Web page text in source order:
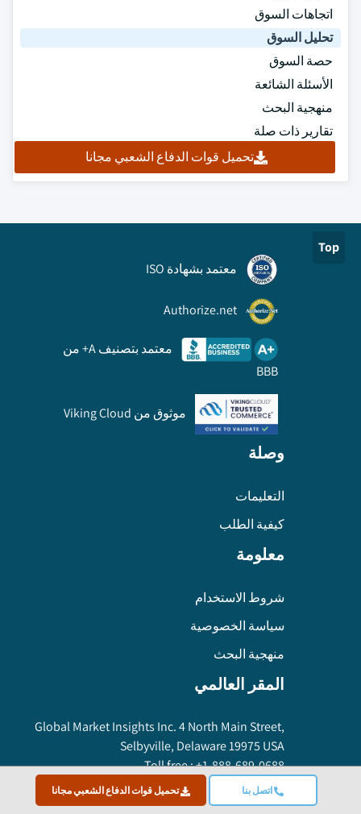
اتصل بنا تحميل قوات الدفاع الشعبي مجانا
اتجاهات السوق
تحليل السوق
حصة السوق
الأسئلة الشائعة
منهجية البحث
تقارير ذات صلة
تحميل قوات الدفاع الشعبي مجانا
Top
معتمد بشهادة ISO
Authorize.net
معتمد بتصنيف A+ من
BBB
موثوق من Viking Cloud
وصلة
التعليمات
كيفية الطلب
معلومة
شروط الاستخدام
سياسة الخصوصية
منهجية البحث
المقر العالمي
Global Market Insights Inc. 4 North Main Street,
Selbyville, Delaware 19975 USA
Toll free :+1-888-689-0688
USA :
+1-302-846-7766
APAC : +65-3129-7718